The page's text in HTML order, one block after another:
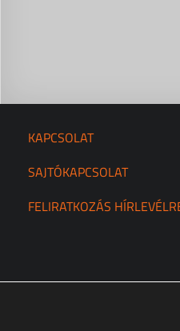
KAPCSOLAT
SAJTÓKAPCSOLAT
FELIRATKOZÁS